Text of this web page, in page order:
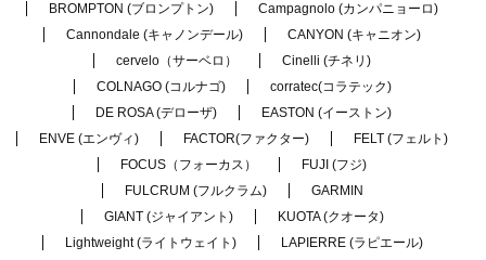
BROMPTON (ブロンプトン)
Campagnolo (カンパニョーロ)
Cannondale (キャノンデール)
CANYON (キャニオン)
cervelo（サーベロ）
Cinelli (チネリ)
COLNAGO (コルナゴ)
corratec(コラテック)
DE ROSA (デローザ)
EASTON (イーストン)
ENVE (エンヴィ)
FACTOR(ファクター)
FELT (フェルト)
FOCUS（フォーカス）
FUJI (フジ)
FULCRUM (フルクラム)
GARMIN
GIANT (ジャイアント)
KUOTA (クオータ)
Lightweight (ライトウェイト)
LAPIERRE (ラピエール)